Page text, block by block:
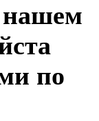
нашем
по